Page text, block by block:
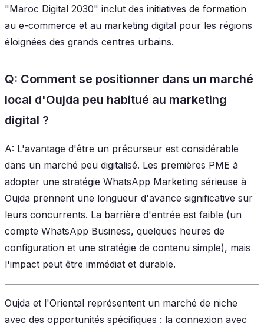
"Maroc Digital 2030" inclut des initiatives de formation
au e-commerce et au marketing digital pour les régions
éloignées des grands centres urbains.
Q: Comment se positionner dans un marché
local d'Oujda peu habitué au marketing
digital ?
A: L'avantage d'être un précurseur est considérable
dans un marché peu digitalisé. Les premières PME à
adopter une stratégie WhatsApp Marketing sérieuse à
Oujda prennent une longueur d'avance significative sur
leurs concurrents. La barrière d'entrée est faible (un
compte WhatsApp Business, quelques heures de
configuration et une stratégie de contenu simple), mais
l'impact peut être immédiat et durable.
Oujda et l'Oriental représentent un marché de niche
avec des opportunités spécifiques : la connexion avec